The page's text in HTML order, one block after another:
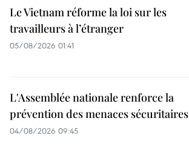
Le Vietnam réforme la loi sur les
travailleurs à l’étranger
05/08/2026 01:41
L'Assemblée nationale renforce la
prévention des menaces sécuritaires
04/08/2026 09:45